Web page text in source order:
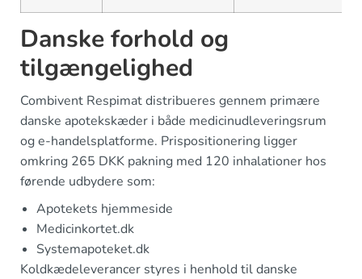
Danske forhold og
tilgængelighed
Combivent Respimat distribueres gennem primære
danske apotekskæder i både medicinudleveringsrum
og e-handelsplatforme. Prispositionering ligger
omkring 265 DKK pakning med 120 inhalationer hos
førende udbydere som:
Apotekets hjemmeside
Medicinkortet.dk
Systemapoteket.dk
Koldkædeleverancer styres i henhold til danske